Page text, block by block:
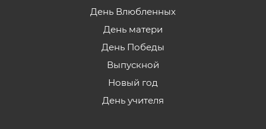
День Влюбленных
День матери
День Победы
Выпускной
Новый год
День учителя